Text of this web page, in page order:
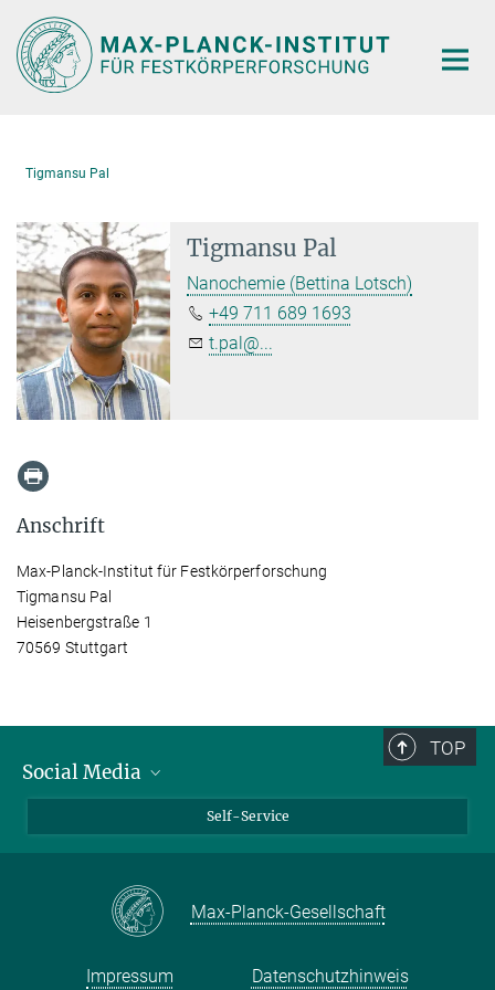
Hauptinhalt
Tigmansu Pal
Tigmansu Pal
Nanochemie (Bettina Lotsch)
+49 711 689 1693
t.pal@...
Anschrift
Max-Planck-Institut für Festkörperforschung
Tigmansu Pal
Heisenbergstraße 1
70569 Stuttgart
TOP
Social Media
Facebook
Self-Service
Max-Planck-Gesellschaft
Impressum Datenschutzhinweis